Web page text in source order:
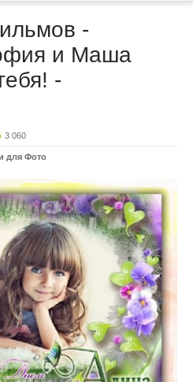
-
и Маша
-
3 060
для Фото